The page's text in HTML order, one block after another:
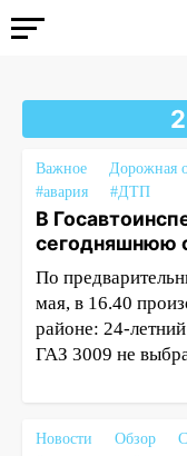
Важное Дорожная
#авария
#ДТП
В
сегодняшнюю
По
мая, в 16.40
районе: 24-
ГАЗ 3009 не
Новости Обзор